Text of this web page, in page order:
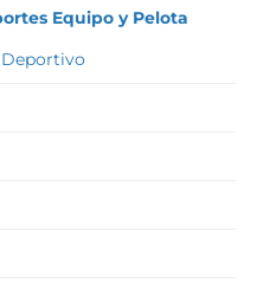
Equipo y Pelota